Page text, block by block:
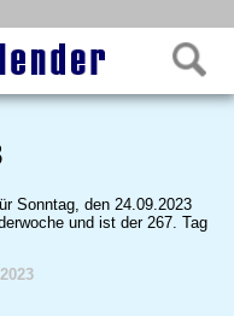
Sonntag, den 24.09.2023
und ist der 267. Tag